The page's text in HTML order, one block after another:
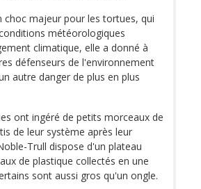
choc majeur pour les tortues, qui
météorologiques
climatique, elle a donné à
défenseurs de l'environnement
autre danger de plus en plus
ont ingéré de petits morceaux de
de leur système après leur
Trull dispose d'un plateau
de plastique collectés en une
sont aussi gros qu'un ongle.